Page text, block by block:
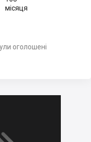
місяця
оголошені